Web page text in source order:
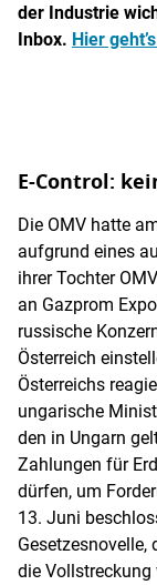
der Industrie
Inbox. Hier
E-Control:
Die OMV hatte
aufgrund eines
ihrer Tochter
an Gazprom
russische
Österreich
Österreichs
ungarische
den in Ungarn
Zahlungen für
dürfen, um
13. Juni
die